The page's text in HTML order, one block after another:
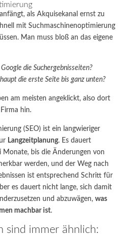
als Akquisekanal ernst zu
mit Suchmaschinenoptimierung
Man muss bloß an das eigene
die Suchergebnisseiten?
die erste Seite bis ganz unten?
am meisten angeklickt, also dort
hin.
(SEO) ist ein langwieriger
Langzeitplanung. Es dauert
Monate, bis die Änderungen von
werden, und der Weg nach
ist entsprechend Schritt für
es dauert nicht lange, sich damit
und abzuwägen, was
machbar ist.
sind immer ähnlich: